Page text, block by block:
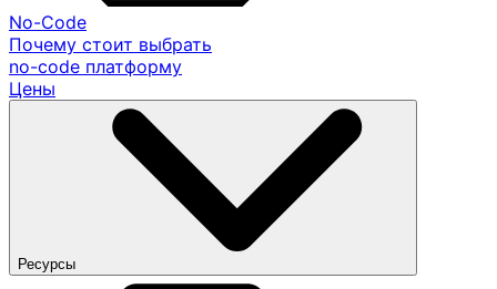
No-Code
Почему стоит выбрать
no-code платформу
Цены
Ресурсы